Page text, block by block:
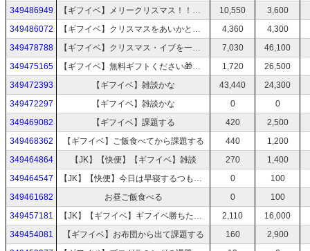
349486949
【ギフイベ】メリークリスマス！！みんなおいで！！ 10,550
3,600
349486072
【ギフイベ】クリスマスをあいかと過ごそう。 4,360
4,300
349478788
【ギフイベ】クリスマス・イブを一緒に過ごそう(´；ω；`) 7,030
46,100
349475165
【ギフイベ】無料ギフトください🎁🎁クリスマスイブでも課題するよ😭 1,720
26,500
349472393
【ギフイベ】雑談かな 43,440
24,300
349472297
【ギフイベ】雑談かな 0
0
349469082
【ギフイベ】課題する 420
2,500
349468362
【ギフイベ】ご飯食べてから課題する 440
1,200
349464864
【JK】【快便】【ギフイベ】雑談 270
1,400
349464547
【JK】【快便】今日は早寝するつもりだよ！！ 0
100
349461682
お昼ご飯食べる 0
100
349457181
【JK】【ギフイベ】ギフイベ勝ちたい！！！ 2,110
16,000
349454081
【ギフイベ】お布団から出て課題する 160
2,900